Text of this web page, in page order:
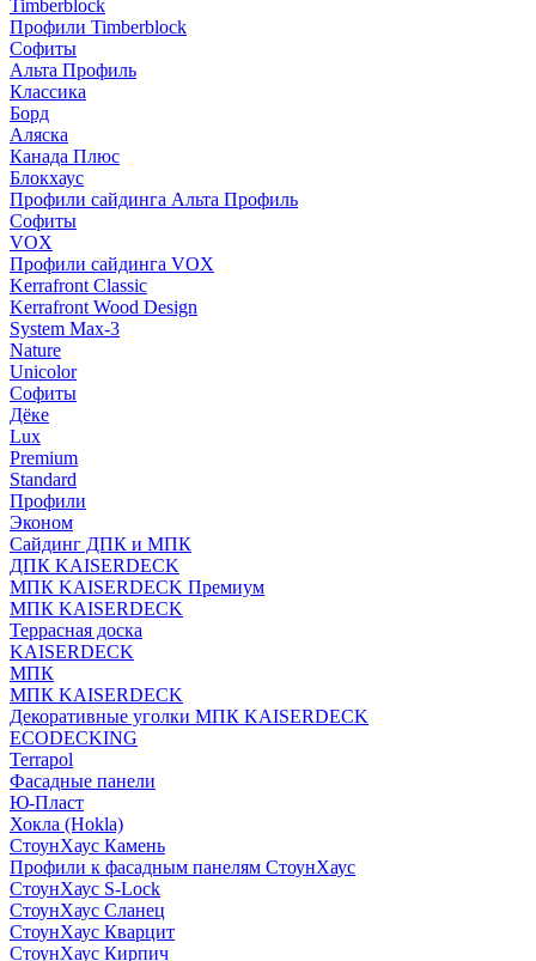
Timberblock
Профили Timberblock
Софиты
Альта Профиль
Классика
Борд
Аляска
Канада Плюс
Блокхаус
Профили сайдинга Альта Профиль
Софиты
VOX
Профили сайдинга VOX
Kerrafront Classic
Kerrafront Wood Design
System Max-3
Nature
Unicolor
Софиты
Дёке
Lux
Premium
Standard
Профили
Эконом
Сайдинг ДПК и МПК
ДПК KAISERDECK
МПК KAISERDECK Премиум
МПК KAISERDECK
Террасная доска
KAISERDECK
МПК
МПК KAISERDECK
Декоративные уголки МПК KAISERDECK
ECODECKING
Terrapol
Фасадные панели
Ю-Пласт
Хокла (Hokla)
СтоунХаус Камень
Профили к фасадным панелям СтоунХаус
СтоунХаус S-Lock
СтоунХаус Сланец
СтоунХаус Кварцит
СтоунХаус Кирпич